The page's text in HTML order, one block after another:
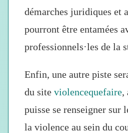
démarches juridiques et
pourront être entamées
professionnels·les de la
Enfin, une autre piste
du site violencequefaire,
puisse se renseigner sur
la violence au sein du